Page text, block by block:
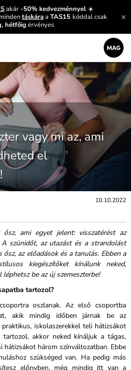
akár-50% kedvezménnyel ☀️
mindentáskáraa TAS15 kóddal csak
hétfőig érvényes
vagy mi az, ami
el
10.10.2022
ami egyet jelent: visszatérést az
A szünidőt, az utazást és a strandolást
az előadások és a tanulás. Ebben a
kiegészítőket kínálunk neked,
be az új szemeszterbe!
tartozol?
oszlanak. Az első csoportba
akik mindig időben járnak be az
iskolaszerekkel teli hátizsákot
akkor neked kínáljuk a tágas,
hátizsákot három színváltozatban. Ebbe
szükséged van. Ha pedig más
előnyben, még mindig itt van a